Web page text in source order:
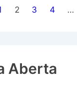
2 3 4 …
Aberta